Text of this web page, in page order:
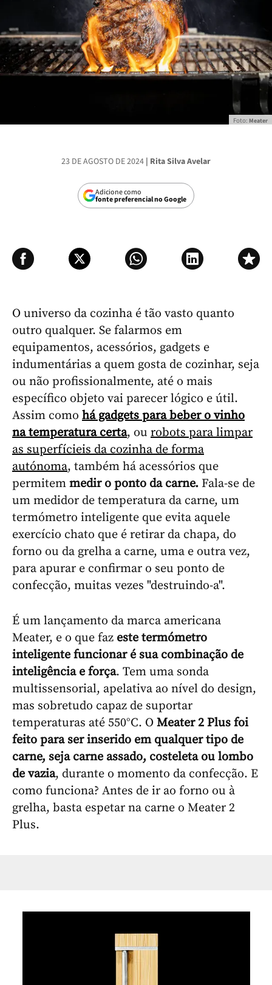
Foto: Meater
23 DE AGOSTO DE 2024 | Rita Silva Avelar
Adicione como
fonte preferencial no Google
O universo da cozinha é tão vasto quanto
outro qualquer. Se falarmos em
equipamentos, acessórios, gadgets e
indumentárias a quem gosta de cozinhar, seja
ou não profissionalmente, até o mais
específico objeto vai parecer lógico e útil.
Assim como há gadgets para beber o vinho
na temperatura certa, ou robots para limpar
as superfícieis da cozinha de forma
autónoma, também há acessórios que
permitem medir o ponto da carne. Fala-se de
um medidor de temperatura da carne, um
termómetro inteligente que evita aquele
exercício chato que é retirar da chapa, do
forno ou da grelha a carne, uma e outra vez,
para apurar e confirmar o seu ponto de
confecção, muitas vezes "destruindo-a".
É um lançamento da marca americana
Meater, e o que faz este termómetro
inteligente funcionar é sua combinação de
inteligência e força. Tem uma sonda
multissensorial, apelativa ao nível do design,
mas sobretudo capaz de suportar
temperaturas até 550°C. O Meater 2 Plus foi
feito para ser inserido em qualquer tipo de
carne, seja carne assado, costeleta ou lombo
de vazia, durante o momento da confecção. E
como funciona? Antes de ir ao forno ou à
grelha, basta espetar na carne o Meater 2
Plus.